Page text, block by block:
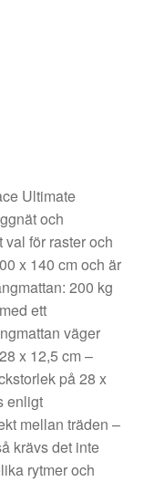
Ultimate
och
för raster och
x 140 cm och är
200 kg
ett
väger
x 12,5 cm –
på 28 x
enligt
mellan träden –
krävs det inte
rytmer och